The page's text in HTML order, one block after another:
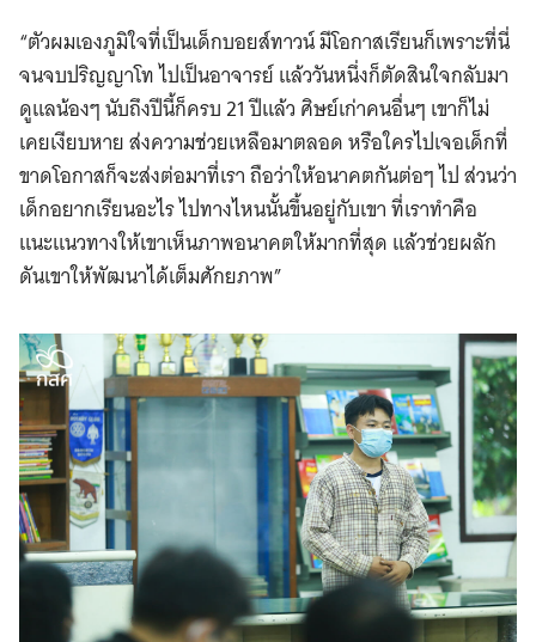
“ตัวผมเองภูมิใจที่เป็นเด็กบอยส์ทาวน์ มีโอกาสเรียนก็เพราะที่นี่
จนจบปริญญาโท ไปเป็นอาจารย์ แล้ววันหนึ่งก็ตัดสินใจกลับมา
ดูแลน้องๆ นับถึงปีนี้ก็ครบ 21 ปีแล้ว ศิษย์เก่าคนอื่นๆ เขาก็ไม่
เคยเงียบหาย ส่งความช่วยเหลือมาตลอด หรือใครไปเจอเด็กที่
ขาดโอกาสก็จะส่งต่อมาที่เรา ถือว่าให้อนาคตกันต่อๆ ไป ส่วนว่า
เด็กอยากเรียนอะไร ไปทางไหนนั้นขึ้นอยู่กับเขา ที่เราทำคือ
แนะแนวทางให้เขาเห็นภาพอนาคตให้มากที่สุด แล้วช่วยผลัก
ดันเขาให้พัฒนาได้เต็มศักยภาพ”